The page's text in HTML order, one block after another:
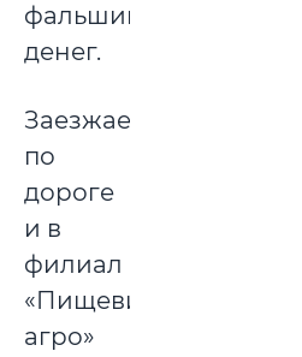
фальшивых
денег.
Заезжаем
по
дороге
и в
филиал
«Пищевик
агро»